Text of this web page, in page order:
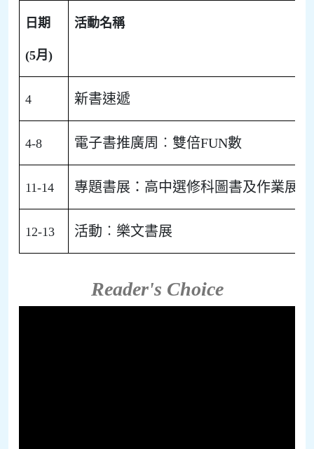
日期
(5月)
活動名稱
4 新書速遞
4-8 電子書推廣周︰雙倍FUN數
11-14 專題書展：高中選修科圖書及作業展覽
12-13 活動︰樂文書展
Reader's Choice